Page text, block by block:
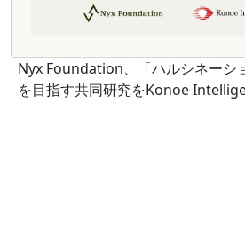
Nyx Foundation、「ハルシネーシ
を目指す共同研究をKonoe